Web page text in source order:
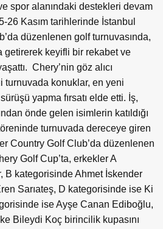
spor alanındaki destekleri devam
26 Kasım tarihlerinde İstanbul
düzenlenen golf turnuvasında,
getirerek keyifli bir rekabet ve
Chery’nin göz alıcı
konuklar, en yeni
yapma fırsatı elde etti. İş,
önde gelen isimlerin katıldığı
turnuvada dereceye giren
Country Golf Club’da düzenlenen
Golf Cup’ta, erkekler A
B kategorisinde Ahmet İskender
Sarıateş, D kategorisinde ise Ki
ise Ayşe Canan Ediboğlu,
Bileydi Koç birincilik kupasını